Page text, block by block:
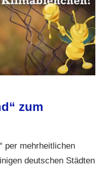
zum
per mehrheitlichen
deutschen Städten